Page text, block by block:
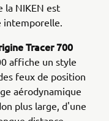
la NIKEN est
intemporelle.
Tracer 700
affiche un style
feux de position
aérodynamique
plus large, d'une